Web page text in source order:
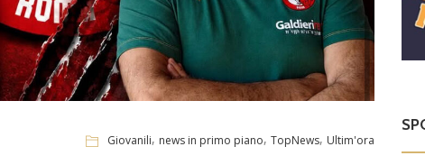
Giovanili, news in primo piano,TopNews, Ultim'ora